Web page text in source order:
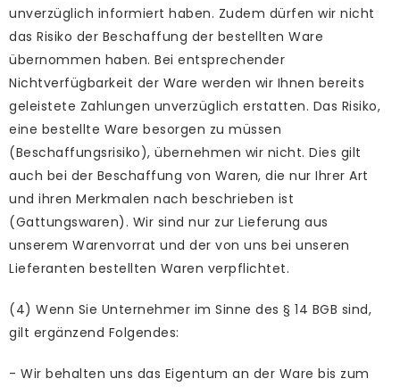
unverzüglich informiert haben. Zudem dürfen wir nicht
das Risiko der Beschaffung der bestellten Ware
übernommen haben. Bei entsprechender
Nichtverfügbarkeit der Ware werden wir Ihnen bereits
geleistete Zahlungen unverzüglich erstatten. Das Risiko,
eine bestellte Ware besorgen zu müssen
(Beschaffungsrisiko), übernehmen wir nicht. Dies gilt
auch bei der Beschaffung von Waren, die nur Ihrer Art
und ihren Merkmalen nach beschrieben ist
(Gattungswaren). Wir sind nur zur Lieferung aus
unserem Warenvorrat und der von uns bei unseren
Lieferanten bestellten Waren verpflichtet.
(4) Wenn Sie Unternehmer im Sinne des § 14 BGB sind,
gilt ergänzend Folgendes:
- Wir behalten uns das Eigentum an der Ware bis zum